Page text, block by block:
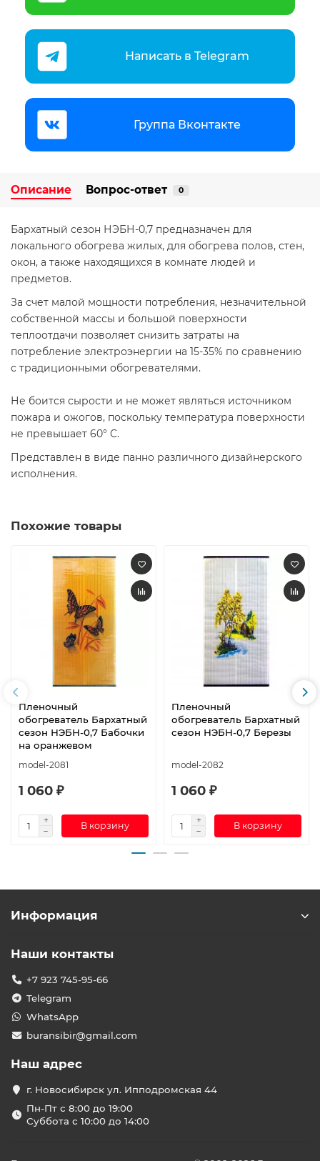
Написать в Telegram
Группа Вконтакте
Описание Вопрос-ответ 0
Бархатный сезон НЭБН-0,7 предназначен для
локального обогрева жилых, для обогрева полов, стен,
окон, а также находящихся в комнате людей и
предметов.
За счет малой мощности потребления, незначительной
собственной массы и большой поверхности
теплоотдачи позволяет снизить затраты на
потребление электроэнергии на 15-35% по сравнению
с традиционными обогревателями.
Не боится сырости и не может являться источником
пожара и ожогов, поскольку температура поверхности
не превышает 60° C.
Представлен в виде панно различного дизайнерского
исполнения.
Похожие товары
Пленочный
обогреватель Бархатный
сезон НЭБН-0,7 Бабочки
на оранжевом
model-2081
1 060 ₽
В корзину
Пленочный
обогреватель Бархатный
сезон НЭБН-0,7 Березы
model-2082
1 060 ₽
В корзину
Информация
Наши контакты
+7 923 745-95-66
Telegram
WhatsApp
buransibir@gmail.com
Наш адрес
г. Новосибирск ул. Ипподромская 44
Пн-Пт с 8:00 до 19:00
Суббота с 10:00 до 14:00